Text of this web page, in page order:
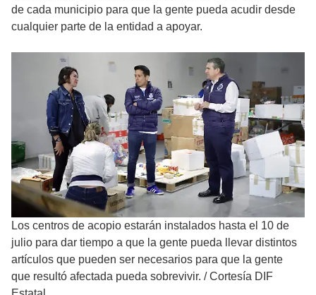
de cada municipio para que la gente pueda acudir desde
cualquier parte de la entidad a apoyar.
Los centros de acopio estarán instalados hasta el 10 de
julio para dar tiempo a que la gente pueda llevar distintos
artículos que pueden ser necesarios para que la gente
que resultó afectada pueda sobrevivir. /Cortesía DIF